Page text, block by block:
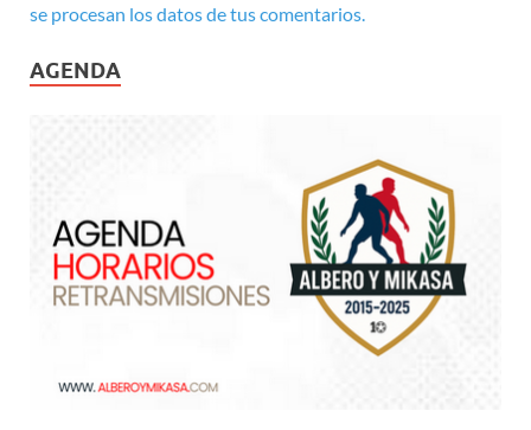
se procesan los datos de tus comentarios.
AGENDA